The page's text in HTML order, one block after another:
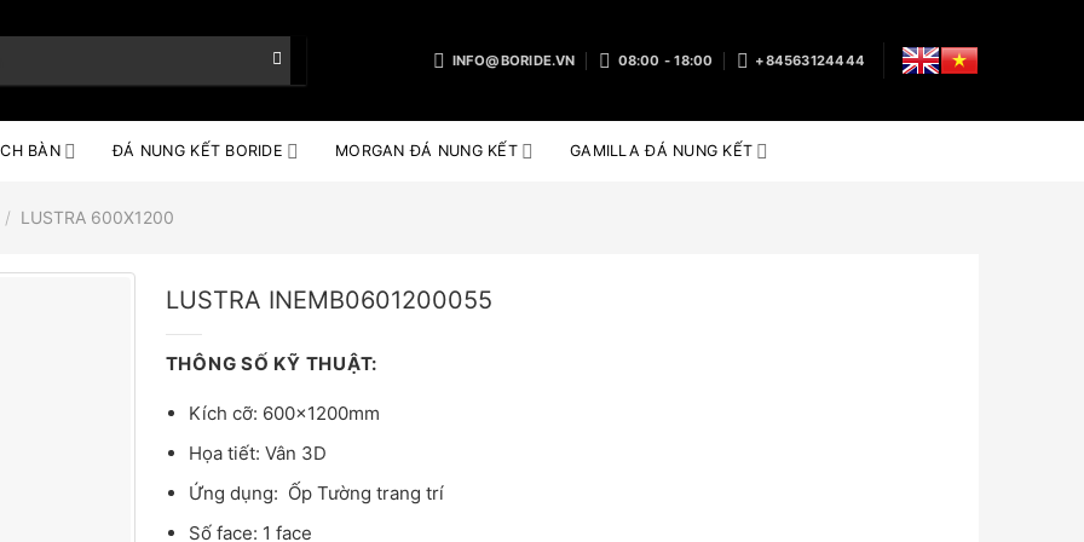
INFO@BORIDE.VN 08:00 - 18:00 +84563124444
BÀN ĐÁ NUNG KẾT BORIDE MORGAN ĐÁ NUNG KẾT GAMILLA ĐÁ NUNG KẾT
/ LUSTRA 600X1200
LUSTRA INEMB0601200055
THÔNG SỐ KỸ THUẬT:
Kích cỡ: 600x1200mm
Họa tiết: Vân 3D
Ứng dụng: Ốp Tường trang trí
Số face: 1 face